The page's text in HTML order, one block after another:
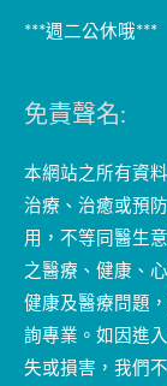
***週二公休哦***
免責聲名:
本網站之所有資
治療、治癒或預
用，不等同醫生
之醫療、健康、
健康及醫療問題
詢專業。如因進
失或損害，我們